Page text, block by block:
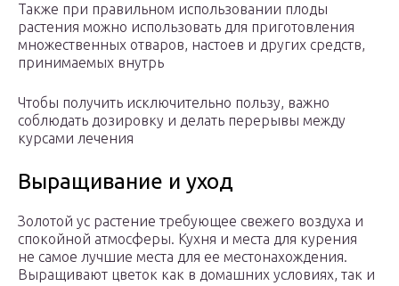
Также при правильном использовании плоды
растения можно использовать для приготовления
множественных отваров, настоев и других средств,
принимаемых внутрь
Чтобы получить исключительно пользу, важно
соблюдать дозировку и делать перерывы между
курсами лечения
Выращивание и уход
Золотой ус растение требующее свежего воздуха и
спокойной атмосферы. Кухня и места для курения
не самое лучшие места для ее местонахождения.
Выращивают цветок как в домашних условиях, так и